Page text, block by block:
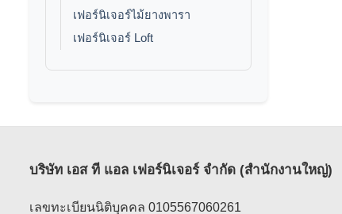
เฟอร์นิเจอร์ไม้ยางพารา
เฟอร์นิเจอร์ Loft
บริษัท เอส ที แอล เฟอร์นิเจอร์ จำกัด (สำนักงานใหญ่)
เลขทะเบียนนิติบุคคล 0105567060261